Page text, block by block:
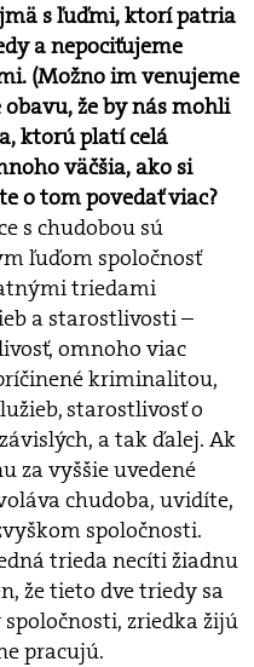
s ľuďmi, ktorí patria
a nepociťujeme
(Možno im venujeme
že by nás mohli
ktorú platí celá
väčšia, ako si
o tom povedať viac?
s chudobou sú
ľuďom spoločnosť
triedami
a starostlivosti –
omnoho viac
kriminalitou,
starostlivosť o
a tak ďalej. Ak
za vyššie uvedené
chudoba, uvidíte,
spoločnosti.
trieda necíti žiadnu
že tieto dve triedy sa
zriedka žijú
pracujú.